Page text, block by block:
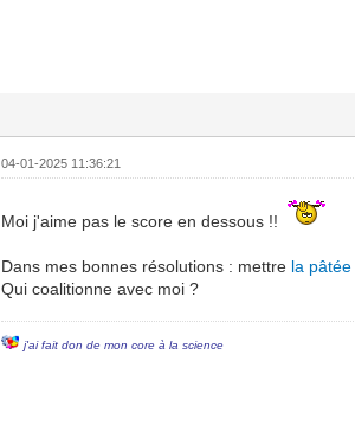
04-01-2025 11:36:21
Moi j'aime pas le score en dessous !!
Dans mes bonnes résolutions : mettre la pâtée
Qui coalitionne avec moi ?
j'ai fait don de mon core à la science